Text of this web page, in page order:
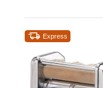
Express